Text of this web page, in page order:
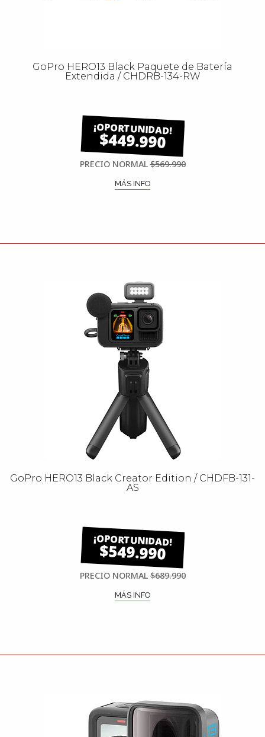
GoPro HERO13 Black Paquete de Batería
Extendida / CHDRB-134-RW
$449.990
PRECIO NORMAL$569.990
MÁS INFO
GoPro HERO13 Black Creator Edition / CHDFB-131-
AS
$549.990
PRECIO NORMAL$689.990
MÁS INFO